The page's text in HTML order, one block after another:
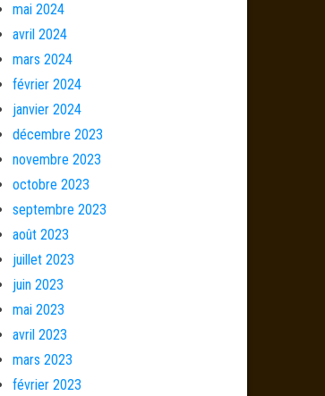
mai 2024
avril 2024
mars 2024
février 2024
janvier 2024
décembre 2023
novembre 2023
octobre 2023
septembre 2023
août 2023
juillet 2023
juin 2023
mai 2023
avril 2023
mars 2023
février 2023